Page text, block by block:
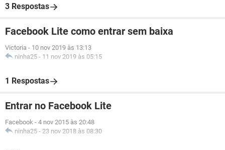
3 Respostas
Facebook Lite como entrar sem baixa
Victoria - 10 nov 2019 às 13:13
ninha25 - 11 nov 2019 às 05:15
1 Respostas
Entrar no Facebook Lite
Facebook - 4 nov 2015 às 20:48
ninha25 - 23 nov 2018 às 08:30